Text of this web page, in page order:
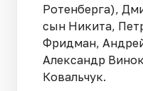
Ротенберга),
сын Никита,
Фридман,
Александр
Ковальчук.